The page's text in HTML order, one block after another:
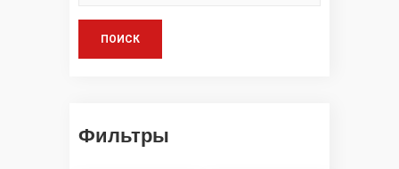
ПОИСК
Фильтры